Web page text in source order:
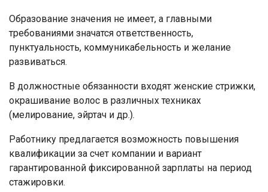
Образование значения не имеет, а главными
требованиями значатся ответственность,
пунктуальность, коммуникабельность и желание
развиваться.
В должностные обязанности входят женские стрижки,
окрашивание волос в различных техниках
(мелирование, эйртач и др.).
Работнику предлагается возможность повышения
квалификации за счет компании и вариант
гарантированной фиксированной зарплаты на период
стажировки.